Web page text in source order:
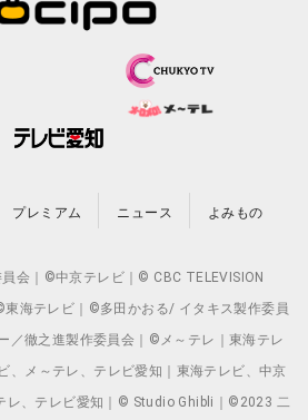
プレミアム ニュース よみもの
会｜©中京テレビ｜© CBC TELEVISION
東海テレビ｜©多田かおる/ イタキス製作委員
／徹之進製作委員会｜©メ～テレ｜東海テレ
、メ～テレ、テレビ愛知｜東海テレビ、中京
レ、テレビ愛知｜© Studio Ghibli｜©2023 二